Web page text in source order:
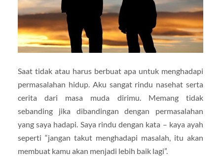
Saat tidak atau harus berbuat apa untuk menghadapi
permasalahan hidup. Aku sangat rindu nasehat serta
cerita dari masa muda dirimu. Memang tidak
sebanding jika dibandingan dengan permasalahan
yang saya hadapi. Saya rindu dengan kata – kaya ayah
seperti “jangan takut menghadapi masalah, itu akan
membuat kamu akan menjadi lebih baik lagi”.